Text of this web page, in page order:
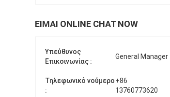
ΕΊΜΑΙ ONLINE CHAT NOW
Υπεύθυνος
Επικοινωνίας :
General Manager
Τηλεφωνικό νούμερο
:
+86
13760773620